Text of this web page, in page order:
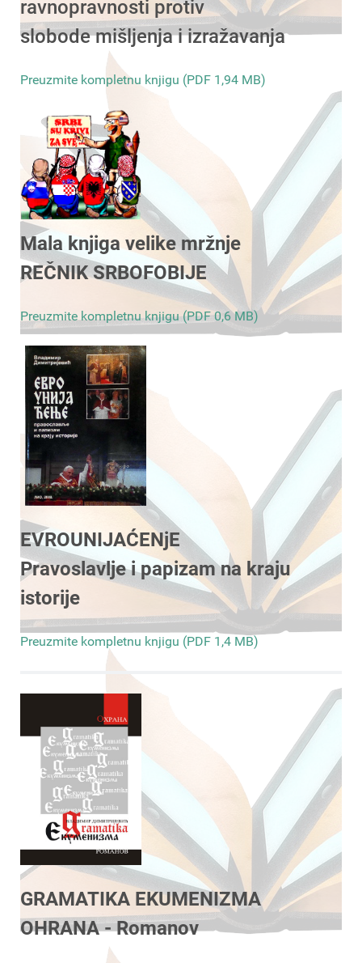
ravnopravnosti protiv
slobode mišljenja i izražavanja
Preuzmite kompletnu knjigu (PDF 1,94 MB)
Mala knjiga velike mržnje
REČNIK SRBOFOBIJE
Preuzmite kompletnu knjigu (PDF 0,6 MB)
EVROUNIJAĆENjE
Pravoslavlje i papizam na kraju
istorije
Preuzmite kompletnu knjigu (PDF 1,4 MB)
GRAMATIKA EKUMENIZMA
OHRANA - Romanov